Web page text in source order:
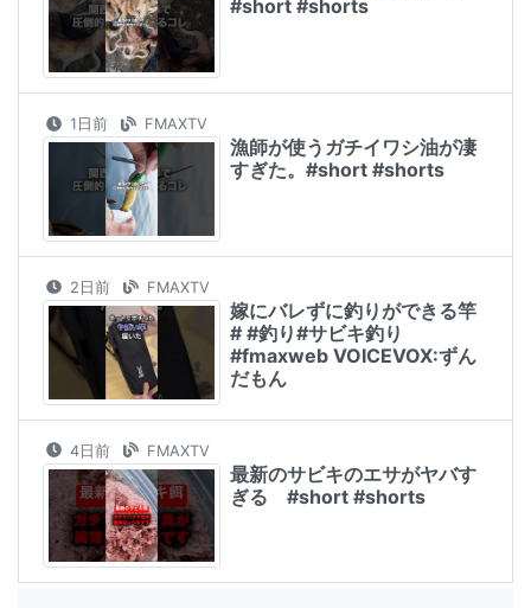
#short #shorts
1日前 FMAXTV
漁師が使うガチイワシ油が凄
すぎた。#short #shorts
2日前 FMAXTV
嫁にバレずに釣りができる竿
# #釣り#サビキ釣り
#fmaxweb VOICEVOX:ずん
だもん
4日前 FMAXTV
最新のサビキのエサがヤバす
ぎる #short #shorts